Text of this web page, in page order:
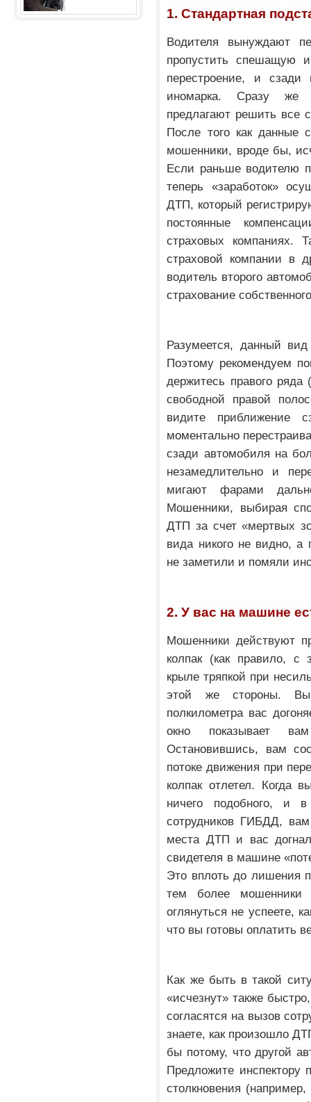
1. Стандартная
Водителя вынуждают
пропустить спешащую
перестроение, и
иномарка. Сразу же
предлагают решить все
После того как данные
мошенники, вроде бы,
Если раньше водителю
теперь «заработок»
ДТП, который
постоянные
страховых компаниях.
страховой компании в
водитель второго
страхование
Разумеется, данный
Поэтому рекомендуем
держитесь правого
свободной правой
видите приближение
моментально
сзади автомобиля на
незамедлительно и
мигают фарами
Мошенники, выбирая
ДТП за счет «мертвых
вида никого не видно, а
не заметили и помяли
2. У вас на машине
Мошенники действуют
колпак (как правило, с
крыле тряпкой при
этой же стороны.
полкилометра вас
окно показывает
Остановившись, вам
потоке движения при
колпак отлетел. Когда
ничего подобного, и
сотрудников ГИБДД,
места ДТП и вас
свидетеля в машине
Это вплоть до лишения
тем более
оглянуться не успеете,
что вы готовы оплатить
Как же быть в такой
«исчезнут» также
согласятся на вызов
знаете, как произошло
бы потому, что другой
Предложите инспектору
столкновения